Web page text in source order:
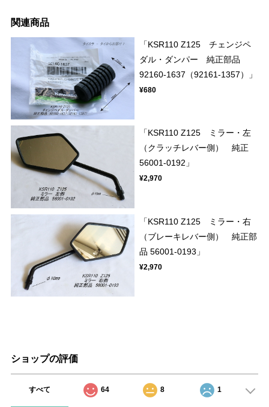
関連商品
「KSR110 Z125 チェンジペ
ダル・ダンパー 純正部品
92160-1637（92161-1357）」
¥680
「KSR110 Z125 ミラー・左
（クラッチレバー側） 純正
56001-0192」
¥2,970
「KSR110 Z125 ミラー・右
（ブレーキレバー側） 純正部
品 56001-0193」
¥2,970
ショップの評価
すべて 64 8 1